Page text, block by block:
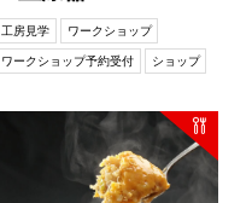
工房見学 ワークショップ
ワークショップ予約受付 ショップ